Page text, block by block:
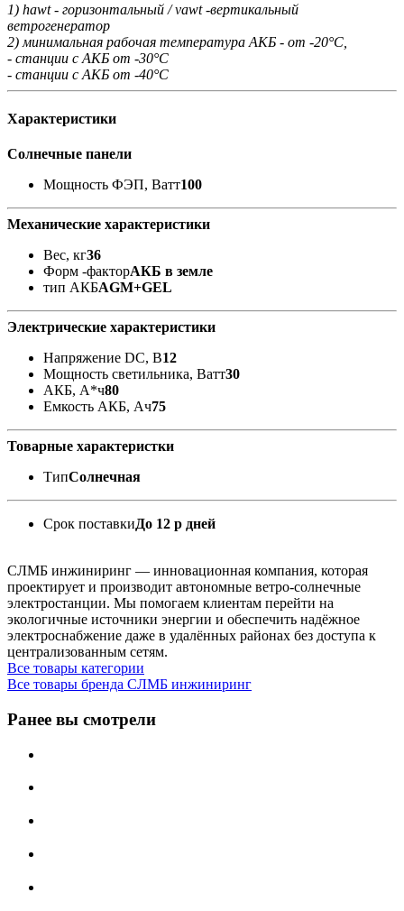
1) hawt - горизонтальный / vawt -вертикальный
ветрогенератор
2) минимальная рабочая температура АКБ - от -20°С,
- станции с АКБ от -30°С
- станции с АКБ от -40°С
Характеристики
Солнечные панели
Мощность ФЭП, Ватт100
Механические характеристики
Вес, кг36
Форм -факторАКБ в земле
тип АКБAGM+GEL
Электрические характеристики
Напряжение DC, В12
Мощность светильника, Ватт30
АКБ, А*ч80
Емкость АКБ, Ач75
Товарные характеристки
ТипСолнечная
Срок поставкиДо 12 р дней
СЛМБ инжиниринг — инновационная компания, которая
проектирует и производит автономные ветро‑солнечные
электростанции. Мы помогаем клиентам перейти на
экологичные источники энергии и обеспечить надёжное
электроснабжение даже в удалённых районах без доступа к
централизованным сетям.
Все товары категории
Все товары бренда СЛМБ инжиниринг
Ранее вы смотрели